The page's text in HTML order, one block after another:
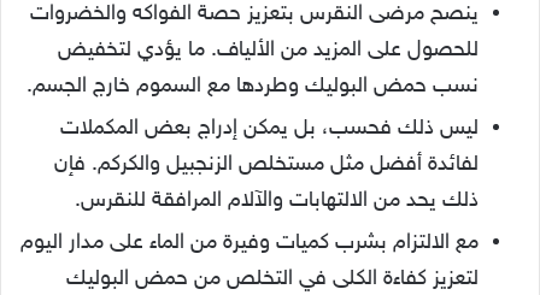
ينصح مرضى النقرس بتعزيز حصة الفواكه والخضروات
للحصول على المزيد من الألياف. ما يؤدي لتخفيض
نسب حمض البوليك وطردها مع السموم خارج الجسم.
ليس ذلك فحسب، بل يمكن إدراج بعض المكملات
لفائدة أفضل مثل مستخلص الزنجبيل والكركم. فإن
ذلك يحد من الالتهابات والآلام المرافقة للنقرس.
مع الالتزام بشرب كميات وفيرة من الماء على مدار اليوم
لتعزيز كفاءة الكلى في التخلص من حمض البوليك